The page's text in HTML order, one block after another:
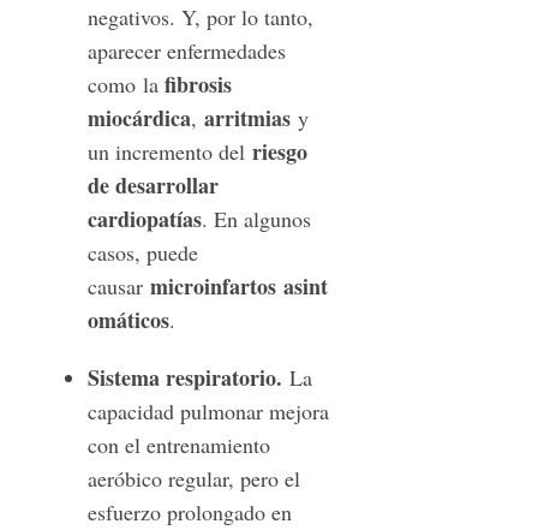
negativos. Y, por lo tanto,
aparecer enfermedades
como la fibrosis
miocárdica, arritmiasy
un incremento del riesgo
de desarrollar
cardiopatías. En algunos
casos, puede
causar microinfartos asint
omáticos.
Sistema respiratorio. La
capacidad pulmonar mejora
con el entrenamiento
aeróbico regular, pero el
esfuerzo prolongado en
: